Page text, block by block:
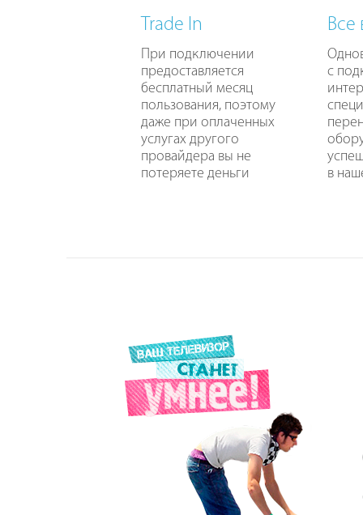
Trade In
При подключении
предоставляется
бесплатный месяц
пользования, поэтому
даже при оплаченных
услугах другого
провайдера вы не
потеряете деньги
Все
с
в